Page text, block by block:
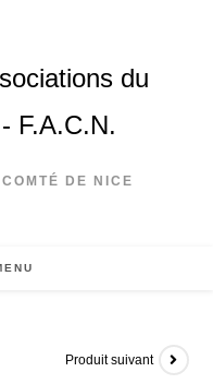
du
F.A.C.N.
DE NICE
Produit suivant